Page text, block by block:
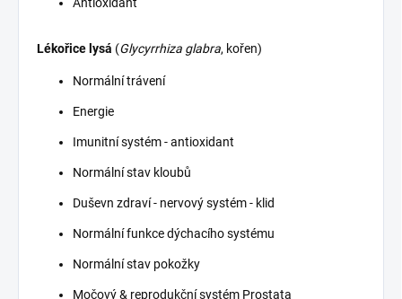
Antioxidant
Lékořice lysá (Glycyrrhiza glabra, kořen)
Normální trávení
Energie
Imunitní systém - antioxidant
Normální stav kloubů
Duševn zdraví - nervový systém - klid
Normální funkce dýchacího systému
Normální stav pokožky
Močový & reprodukční systém Prostata